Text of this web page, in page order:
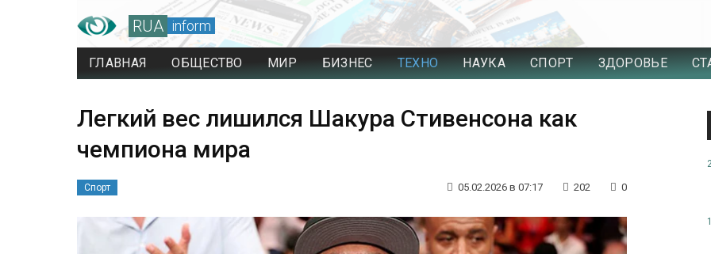
RUA inform
ГЛАВНАЯ ОБЩЕСТВО МИР БИЗНЕС ТЕХНО НАУКА СПОРТ ЗДОРОВЬЕ
Легкий вес лишился Шакура Стивенсона как
чемпиона мира
Спорт 05.02.2026 в 07:17 202 0